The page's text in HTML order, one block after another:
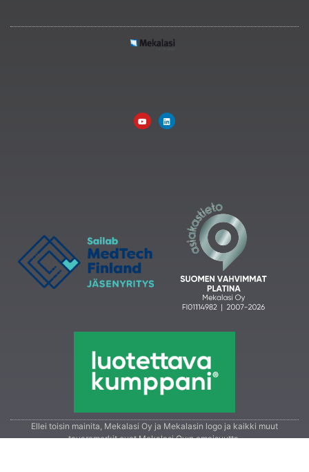
Ellei toisin mainita, Mekalasi Oy ja Mekalasin logo ja kaikki muut
tavaramerkit ovat Mekalasi Oy:n omaisuutta.